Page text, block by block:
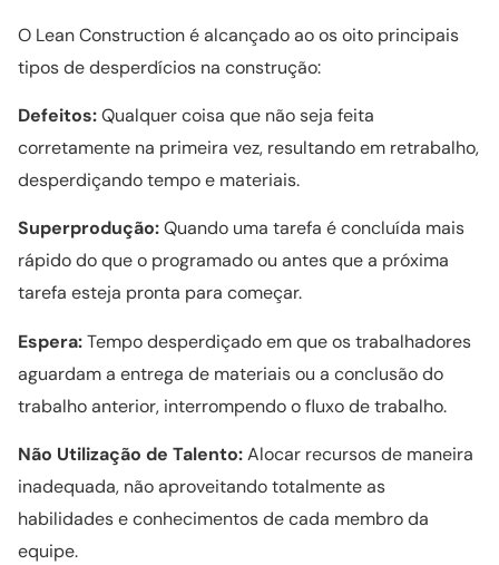
O Lean Construction é alcançado ao os oito principais
tipos de desperdícios na construção:
Defeitos:Qualquer coisa que não seja feita
corretamente na primeira vez, resultando em retrabalho,
desperdiçando tempo e materiais.
Superprodução:Quando uma tarefa é concluída mais
rápido do que o programado ou antes que a próxima
tarefa esteja pronta para começar.
Espera:Tempo desperdiçado em que os trabalhadores
aguardam a entrega de materiais ou a conclusão do
trabalho anterior, interrompendo o fluxo de trabalho.
Não Utilização de Talento:Alocar recursos de maneira
inadequada, não aproveitando totalmente as
habilidades e conhecimentos de cada membro da
equipe.